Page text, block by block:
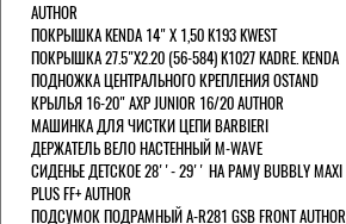
AUTHOR
ПОКРЫШКА KENDA 14" Х 1,50 K193 KWEST
ПОКРЫШКА 27.5"Х2.20 (56-584) K1027 KADRE. KENDA
ПОДНОЖКА ЦЕНТРАЛЬНОГО КРЕПЛЕНИЯ OSTAND
КРЫЛЬЯ 16-20" AXP JUNIOR 16/20 AUTHOR
МАШИНКА ДЛЯ ЧИСТКИ ЦЕПИ BARBIERI
ДЕРЖАТЕЛЬ ВЕЛО НАСТЕННЫЙ M-WAVE
СИДЕНЬЕ ДЕТСКОЕ 28''- 29'' НА РАМУ BUBBLY MAXI
PLUS FF+ AUTHOR
ПОДСУМОК ПОДРАМНЫЙ A-R281 GSB FRONT AUTHOR